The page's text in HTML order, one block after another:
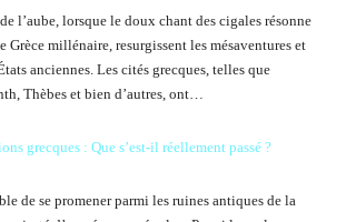
l’aube, lorsque le doux chant des cigales résonne
Grèce millénaire, resurgissent les mésaventures et
anciennes. Les cités grecques, telles que
Thèbes et bien d’autres, ont…
grecques : Que s’est-il réellement passé ?
de se promener parmi les ruines antiques de la